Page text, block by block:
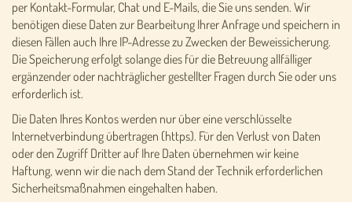
per Kontakt-Formular, Chat und E-Mails, die Sie uns senden. Wir
benötigen diese Daten zur Bearbeitung Ihrer Anfrage und speichern in
diesen Fällen auch Ihre IP-Adresse zu Zwecken der Beweissicherung.
Die Speicherung erfolgt solange dies für die Betreuung allfälliger
ergänzender oder nachträglicher gestellter Fragen durch Sie oder uns
erforderlich ist.
Die Daten Ihres Kontos werden nur über eine verschlüsselte
Internetverbindung übertragen (https). Für den Verlust von Daten
oder den Zugriff Dritter auf Ihre Daten übernehmen wir keine
Haftung, wenn wir die nach dem Stand der Technik erforderlichen
Sicherheitsmaßnahmen eingehalten haben.